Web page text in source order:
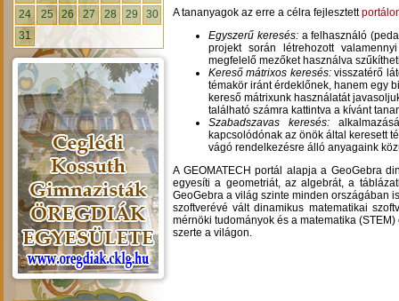
24
25 26 27 28 29
30
31
A tananyagok az erre a célra fejlesztett
Egyszerű keresés:a felhasználó
projekt során létrehozott
megfelelő mezőket használva
Kereső mátrixos keresés:visszatérő
témakör iránt érdeklőnek, hanem egy
kereső mátrixunk használatát
található számra kattintva a kívánt
Szabadszavas keresés:
kapcsolódónak az önök által keresett
vágó rendelkezésre álló anyagaink
A GEOMATECH portál alapja a GeoGebra
egyesíti a geometriát, az algebrát, a
GeoGebra a világ szinte minden országában
szoftverévé vált dinamikus matematikai
mérnöki tudományok és a matematika
szerte a világon.